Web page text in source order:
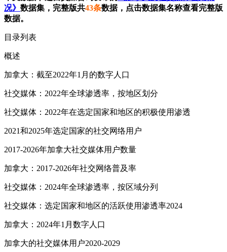
况》 数据集，完整版共43条数据，点击数据集名称查看完整版
数据。
目录列表
概述
加拿大：截至2022年1月的数字人口
社交媒体：2022年全球渗透率，按地区划分
社交媒体：2022年在选定国家和地区的积极使用渗透
2021和2025年选定国家的社交网络用户
2017-2026年加拿大社交媒体用户数量
加拿大：2017-2026年社交网络普及率
社交媒体：2024年全球渗透率，按区域分列
社交媒体：选定国家和地区的活跃使用渗透率2024
加拿大：2024年1月数字人口
加拿大的社交媒体用户2020-2029